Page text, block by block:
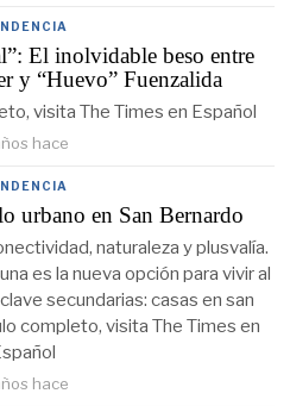
El inolvidable beso entre
y “Huevo” Fuenzalida
visita The Times en Español
hace
urbano en San Bernardo
naturaleza y plusvalía.
es la nueva opción para vivir al
secundarias: casas en san
completo, visita The Times en
hace